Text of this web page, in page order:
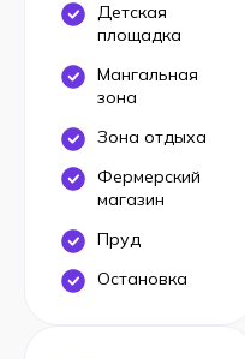
Детская
площадка
Мангальная
зона
Зона отдыха
Фермерский
магазин
Пруд
Остановка